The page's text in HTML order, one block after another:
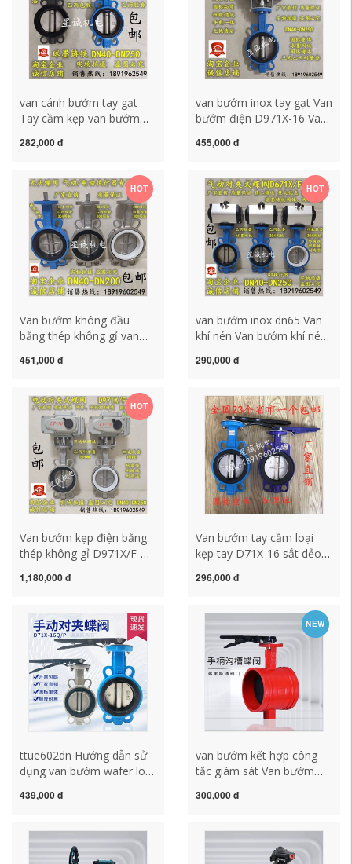
van cánh bướm tay gạt
Tay cầm kẹp van bướm
sắt dẻo DN80 100 150
bướm tay quay
anphuthanh
282,000 đ
van bướm inox tay gạt Van
bướm điện D971X-16 Van
bộ truyền động tiêu chuẩn
van bướm điều khiển điện
tuyến tính van bướm
dn150
455,000 đ
HOT
Van bướm không đầu
bằng thép không gỉ van
biệt Van bướm PTFE
bướm ebro cảm biến xả
nước bồn tiểu
451,000 đ
HOT
van bướm inox dn65 Van
khí nén Van bướm khí nén
nén PTFE D671F-16
nhựa pvc van nhựa tay gạt
290,000 đ
HOT
Van bướm kẹp điện bằng
thép không gỉ D971X/F-
100 150 200 van bướm
1,180,000 đ
Van bướm tay cầm loại
kẹp tay D71X-16 sắt dẻo
van bướm inox 316 van
nén
296,000 đ
ttue602dn Hướng dẫn sử
dụng van bướm wafer loại
thép không gỉ mềm cói
ts446dc van xả cảm ứng
439,000 đ
NEW
van bướm kết hợp công
tắc giám sát Van bướm
loại kẹp có rãnh van ống
Tô Châu tieu nam cam
ung van bướm tay gạt
300,000 đ